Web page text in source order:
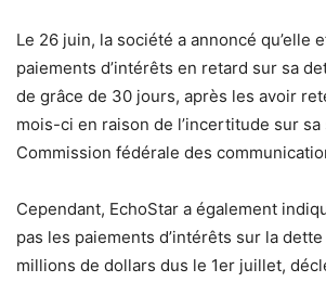
Le 26 juin, la société a annoncé qu’elle
paiements d’intérêts en retard sur sa
de grâce de 30 jours, après les avoir
mois-ci en raison de l’incertitude sur
Commission fédérale des
Cependant, EchoStar a également
pas les paiements d’intérêts sur la dette
millions de dollars dus le 1er juillet,